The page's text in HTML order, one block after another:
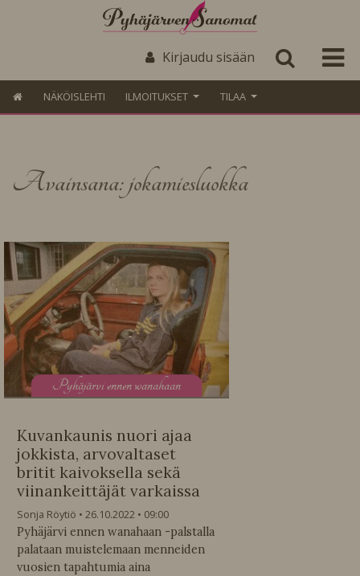
Kirjaudu sisään
NÄKÖISLEHTI ILMOITUKSET TILAA
Avainsana: jokamiesluokka
Pyhäjärvi ennen wanahaan
Kuvankaunis nuori ajaa
jokkista, arvovaltaset
britit kaivoksella sekä
viinankeittäjät varkaissa
Sonja Röytiö 26.10.2022
09:00
Pyhäjärvi ennen wanahaan -palstalla
palataan muistelemaan menneiden
vuosien tapahtumia aina